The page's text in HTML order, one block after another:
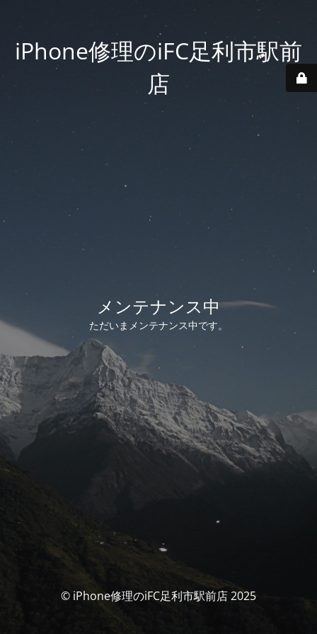
iPhone修理のiFC足利市駅前
店
メンテナンス中
ただいまメンテナンス中です。
© iPhone修理のiFC足利市駅前店 2025